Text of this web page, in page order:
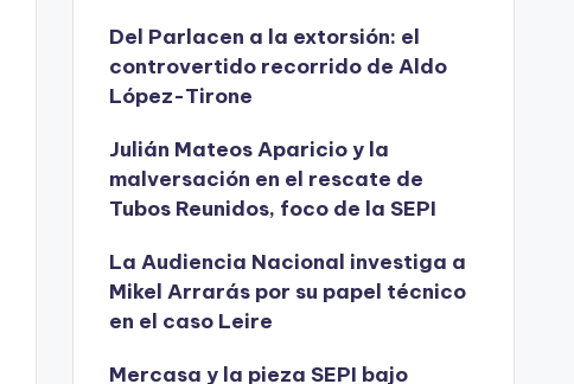
Del Parlacen a la extorsión: el
controvertido recorrido de Aldo
López-Tirone
Julián Mateos Aparicio y la
malversación en el rescate de
Tubos Reunidos, foco de la SEPI
La Audiencia Nacional investiga a
Mikel Arrarás por su papel técnico
en el caso Leire
Mercasa y la pieza SEPI bajo